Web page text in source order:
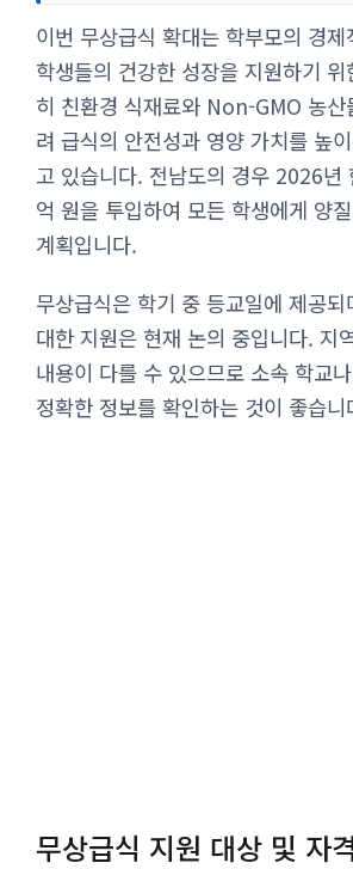
이번 무상급식 확대는 학부모의 경
학생들의 건강한 성장을 지원하기
히 친환경 식재료와 Non-GMO 농산
려 급식의 안전성과 영양 가치를 높
고 있습니다. 전남도의 경우 2026
억 원을 투입하여 모든 학생에게 양
계획입니다.
무상급식은 학기 중 등교일에 제공
대한 지원은 현재 논의 중입니다. 지
내용이 다를 수 있으므로 소속 학교
정확한 정보를 확인하는 것이 좋습니
무상급식 지원 대상 및 자